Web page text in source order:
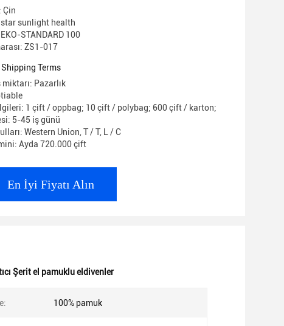
Çin
star sunlight health
STANDARD 100
ZS1-017
Terms
Pazarlık
1 çift / oppbag; 10 çift / polybag; 600 çift / karton;
5-45 iş günü
Western Union, T / T, L / C
Ayda 720.000 çift
En İyi Fiyatı Alın
Şerit el pamuklu eldivenler
100% pamuk